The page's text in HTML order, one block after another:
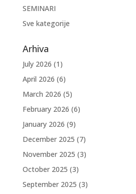
SEMINARI
Sve kategorije
Arhiva
July 2026 (1)
April 2026 (6)
March 2026 (5)
February 2026 (6)
January 2026 (9)
December 2025 (7)
November 2025 (3)
October 2025 (3)
September 2025 (3)